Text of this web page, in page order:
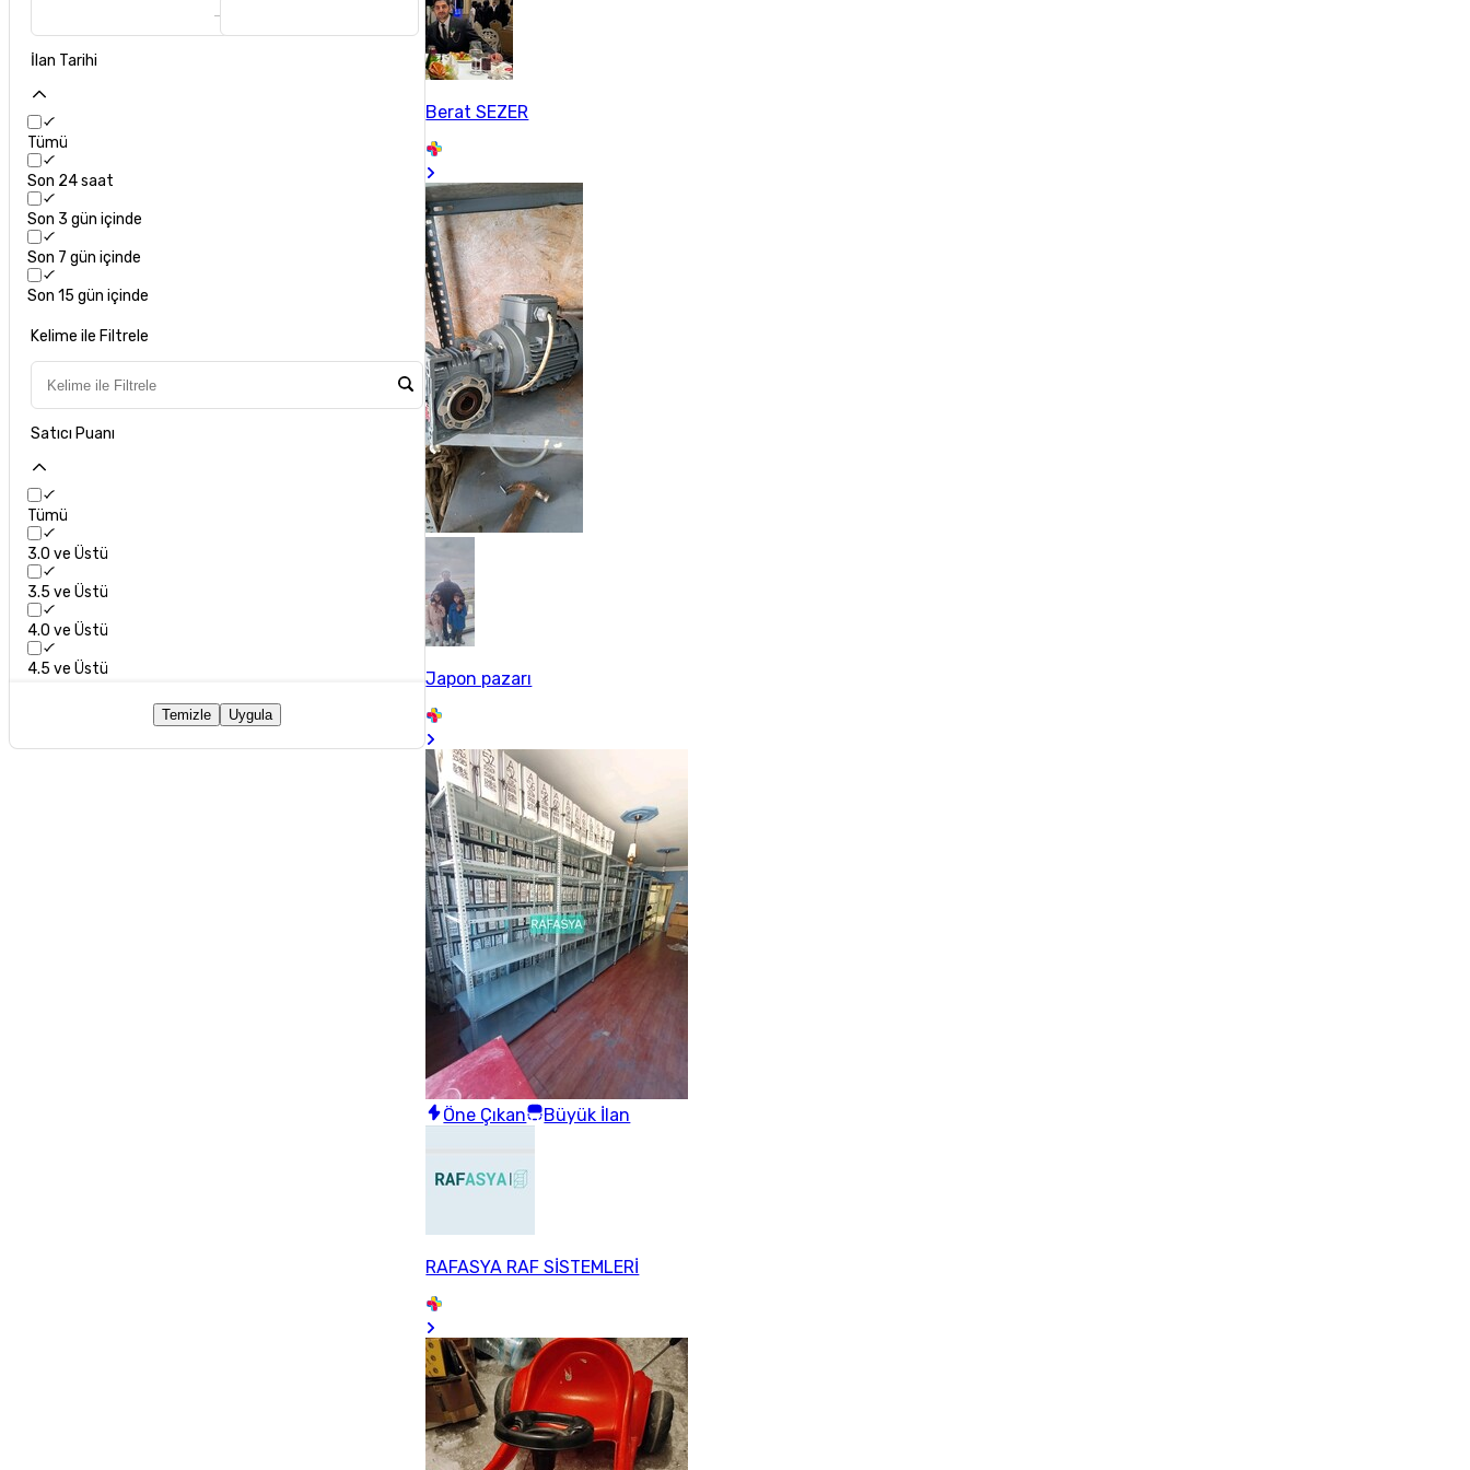
İlan Tarihi
Tümü
Son 24 saat
Son 3 gün içinde
Son 7 gün içinde
Son 15 gün içinde
Kelime ile Filtrele
Satıcı Puanı
Tümü
3.0 ve Üstü
3.5 ve Üstü
4.0 ve Üstü
4.5 ve Üstü
Temizle Uygula
Berat SEZER
Japon pazarı
Öne Çıkan Büyük İlan
RAFASYA RAF SİSTEMLERİ